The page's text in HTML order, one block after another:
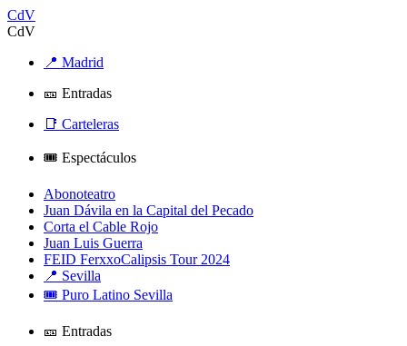
CdV
CdV
📍 Madrid
🎫 Entradas
📑 Carteleras
🎟️ Espectáculos
Abonoteatro
Juan Dávila en la Capital del Pecado
Corta el Cable Rojo
Juan Luis Guerra
FEID FerxxoCalipsis Tour 2024
📍 Sevilla
🎟️ Puro Latino Sevilla
🎫 Entradas